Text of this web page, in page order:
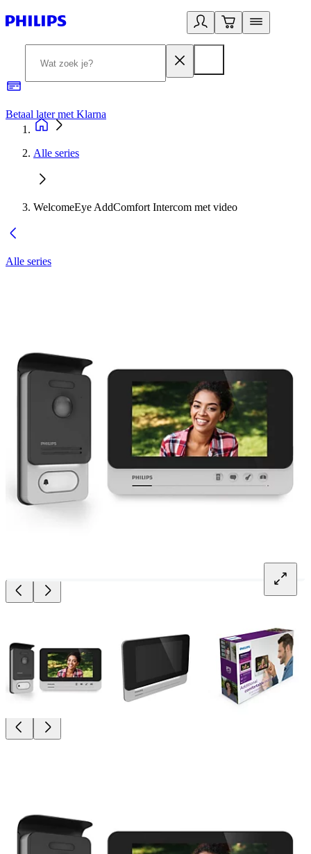
Betaal later met Klarna
Alle series
WelcomeEye AddComfort Intercom met video
Alle series